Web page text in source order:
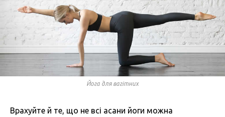
Йога для вагітних
Врахуйте й те, що не всі асани йоги можна